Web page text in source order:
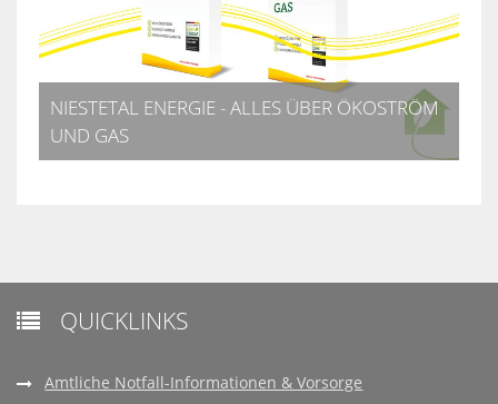
NIESTETAL ENERGIE - ALLES ÜBER ÖKOSTRÖM
UND GAS
 QUICKLINKS
Amtliche Notfall-Informationen & Vorsorge